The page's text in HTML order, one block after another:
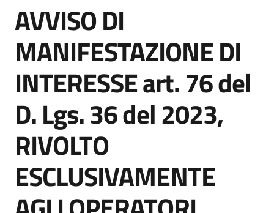
acquisto
Supporto
Piattaforme
telematiche
Salta al contenuto
AVVISO DI
MANIFESTAZIONE DI
INTERESSE art. 76 del
D. Lgs. 36 del 2023,
RIVOLTO
ESCLUSIVAMENTE